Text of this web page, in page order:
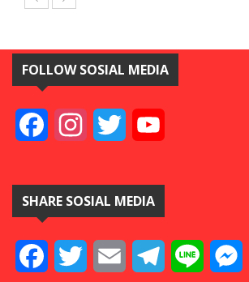
FOLLOW SOSIAL MEDIA
FacebookInstagramTwitter
SHARE SOSIAL MEDIA
FacebookTwitter Email TelegramLine